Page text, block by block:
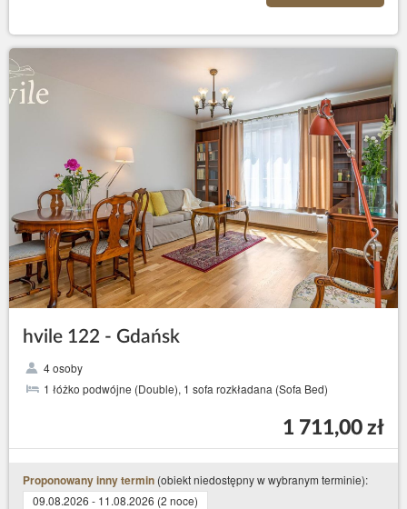
hvile 122 - Gdańsk
4 osoby
1 łóżko podwójne (Double), 1 sofa rozkładana (Sofa Bed)
1 711,00 zł
Proponowany inny termin (obiekt niedostępny w wybranym terminie):
09.08.2026 - 11.08.2026 (2 noce)